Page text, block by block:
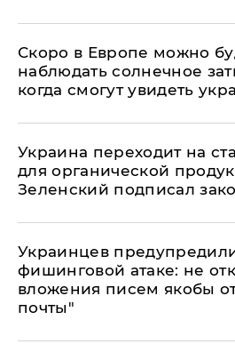
Скоро в Европе можно
наблюдать солнечное
когда смогут увидеть
Украина переходит на
для органической
Зеленский подписал
Украинцев
фишинговой атаке: не
вложения писем якобы
почты"